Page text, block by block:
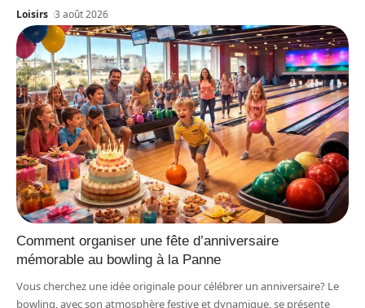
Loisirs 3 août 2026
Comment organiser une fête d’anniversaire
mémorable au bowling à la Panne
Vous cherchez une idée originale pour célébrer un anniversaire? Le
bowling, avec son atmosphère festive et dynamique, se présente